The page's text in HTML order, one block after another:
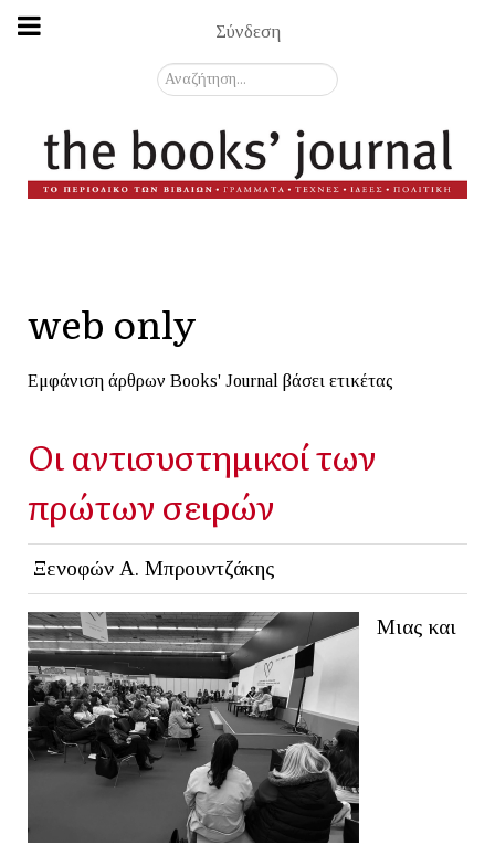
Σύνδεση
Αναζήτηση...
web only
Εμφάνιση άρθρων Books' Journal βάσει ετικέτας
Οι αντισυστημικοί των
πρώτων σειρών
Ξενοφών Α. Μπρουντζάκης
Μιας και